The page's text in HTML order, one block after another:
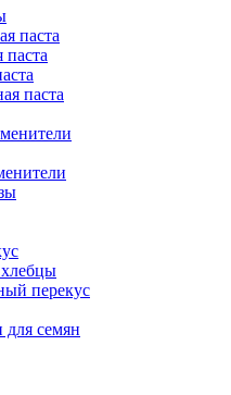
паста
паста
паста
перекус
семян